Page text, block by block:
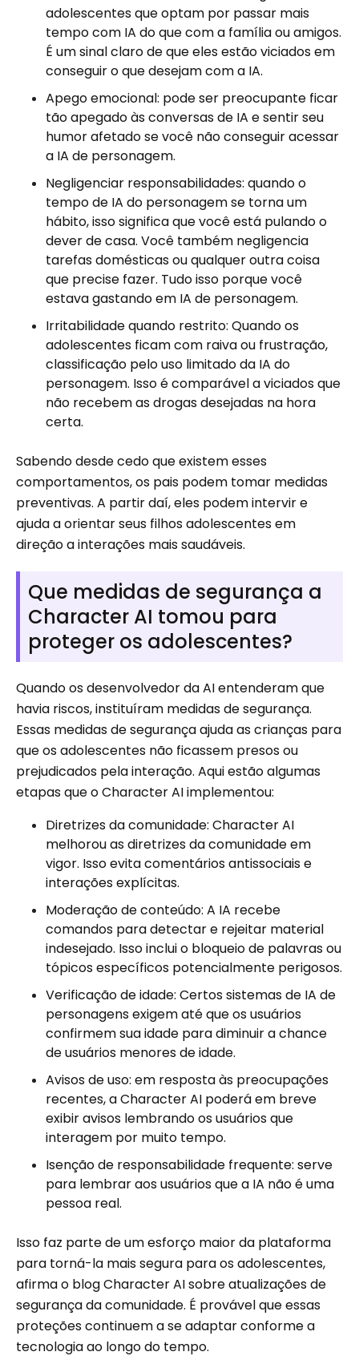
adolescentes que optam por passar mais
tempo com IA do que com a família ou amigos.
É um sinal claro de que eles estão viciados em
conseguir o que desejam com a IA.
Apego emocional: pode ser preocupante ficar
tão apegado às conversas de IA e sentir seu
humor afetado se você não conseguir acessar
a IA de personagem.
Negligenciar responsabilidades: quando o
tempo de IA do personagem se torna um
hábito, isso significa que você está pulando o
dever de casa. Você também negligencia
tarefas domésticas ou qualquer outra coisa
que precise fazer. Tudo isso porque você
estava gastando em IA de personagem.
Irritabilidade quando restrito: Quando os
adolescentes ficam com raiva ou frustração,
classificação pelo uso limitado da IA ​​do
personagem. Isso é comparável a viciados que
não recebem as drogas desejadas na hora
certa.
Sabendo desde cedo que existem esses
comportamentos, os pais podem tomar medidas
preventivas. A partir daí, eles podem intervir e
ajuda a orientar seus filhos adolescentes em
direção a interações mais saudáveis.
Que medidas de segurança a
Character AI tomou para
proteger os adolescentes?
Quando os desenvolvedor da AI entenderam que
havia riscos, instituíram medidas de segurança.
Essas medidas de segurança ajuda as crianças para
que os adolescentes não ficassem presos ou
prejudicados pela interação. Aqui estão algumas
etapas que o Character AI implementou:
Diretrizes da comunidade: Character AI
melhorou as diretrizes da comunidade em
vigor. Isso evita comentários antissociais e
interações explícitas.
Moderação de conteúdo: A IA recebe
comandos para detectar e rejeitar material
indesejado. Isso inclui o bloqueio de palavras ou
tópicos específicos potencialmente perigosos.
Verificação de idade: Certos sistemas de IA de
personagens exigem até que os usuários
confirmem sua idade para diminuir a chance
de usuários menores de idade.
Avisos de uso: em resposta às preocupações
recentes, a Character AI poderá em breve
exibir avisos lembrando os usuários que
interagem por muito tempo.
Isenção de responsabilidade frequente: serve
para lembrar aos usuários que a IA não é uma
pessoa real.
Isso faz parte de um esforço maior da plataforma
para torná-la mais segura para os adolescentes,
afirma o blog Character AI sobre atualizações de
segurança da comunidade. É provável que essas
proteções continuem a se adaptar conforme a
tecnologia ao longo do tempo.